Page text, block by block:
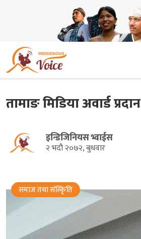
तामाङ मिडिया अवार्ड प्रदान
इन्डिजिनियस भ्वाईस
२ भदौ २०७२, बुधवार
समाज तथा संस्किृति